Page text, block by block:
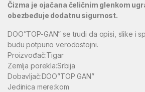
Čizma je ojačana čeličnim glenkom
obezbeđuje dodatnu sigurnost.
DOO”TOP-GAN” se trudi da opisi, slike i
budu potpuno verodostojni.
Proizvođač:Tigar
Zemlja porekla:Srbija
Dobavljač:DOO”TOP GAN”
Jedinica mere:kom